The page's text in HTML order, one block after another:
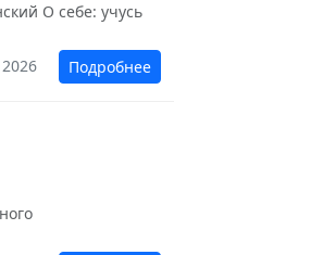
О себе: учусь
Подробнее